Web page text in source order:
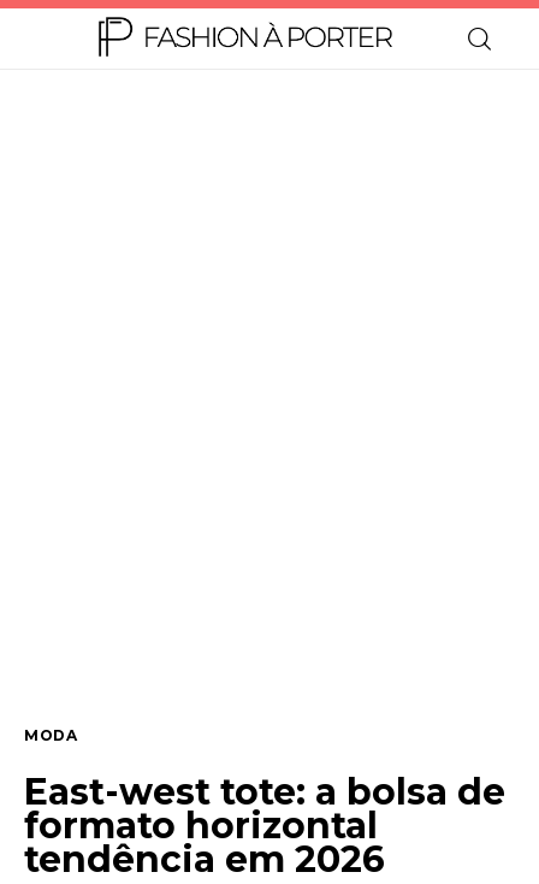
Contato
MODA
East-west tote: a bolsa de
formato horizontal
tendência em 2026